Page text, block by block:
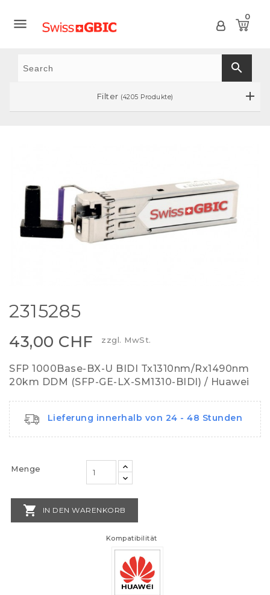
 0
search
Filter (4205 Produkte)
2315285
43,00 CHF zzgl. MwSt.
SFP 1000Base-BX-U BIDI Tx1310nm/Rx1490nm
20km DDM (SFP-GE-LX-SM1310-BIDI) / Huawei
Lieferung innerhalb von 24 - 48 Stunden
Menge
 IN DEN WARENKORB
Kompatibilität